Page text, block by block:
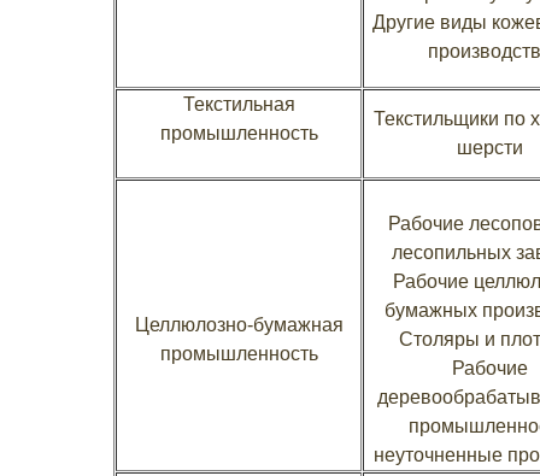
Другие виды
Текстильная
промышленность
Текстильщики по
шерсти
Целлюлозно-бумажная
промышленность
Рабочие
лесопильных
Рабочие
бумажных
Столяры и
Рабочие
неуточненные